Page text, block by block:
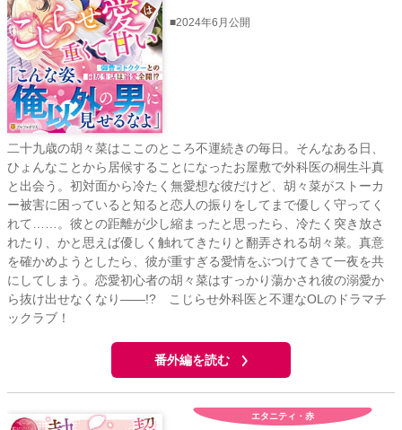
■2024年6月公開
二十九歳の胡々菜はここのところ不運続きの毎日。そんなある日、
ひょんなことから居候することになったお屋敷で外科医の桐生斗真
と出会う。初対面から冷たく無愛想な彼だけど、胡々菜がストーカ
ー被害に困っていると知ると恋人の振りをしてまで優しく守ってく
れて……。彼との距離が少し縮まったと思ったら、冷たく突き放さ
れたり、かと思えば優しく触れてきたりと翻弄される胡々菜。真意
を確かめようとしたら、彼が重すぎる愛情をぶつけてきて一夜を共
にしてしまう。恋愛初心者の胡々菜はすっかり蕩かされ彼の溺愛か
ら抜け出せなくなり――!? こじらせ外科医と不運なOLのドラマチ
ックラブ！
番外編を読む
エタニティ・赤